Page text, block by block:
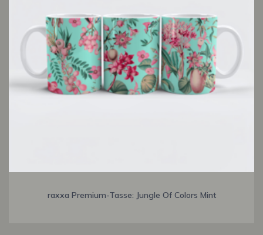
raxxa Premium-Tasse: Jungle Of Colors Mint